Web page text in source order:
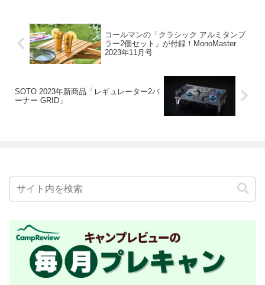
コールマンの「クラシック アルミタンブ
ラー2個セット」が付録！MonoMaster
2023年11月号
SOTO 2023年新商品「レギュレーター2バ
ーナー GRID」